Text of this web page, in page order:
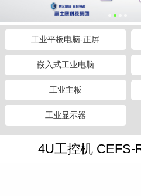
工业平板电脑-正屏
嵌入式工业电脑
工业主板
工业显示器
4U工控机 CEFS-